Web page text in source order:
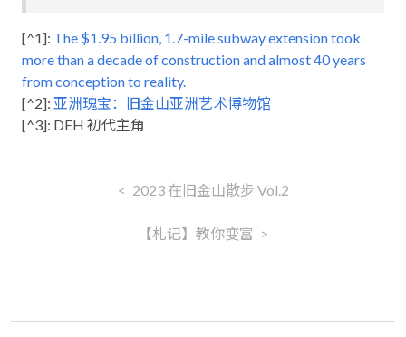
[^1]: The $1.95 billion, 1.7-mile subway extension took
more than a decade of construction and almost 40 years
from conception to reality.
[^2]: 亚洲瑰宝：旧金山亚洲艺术博物馆
[^3]: DEH 初代主角
2023 在旧金山散步 Vol.2
【札记】教你变富